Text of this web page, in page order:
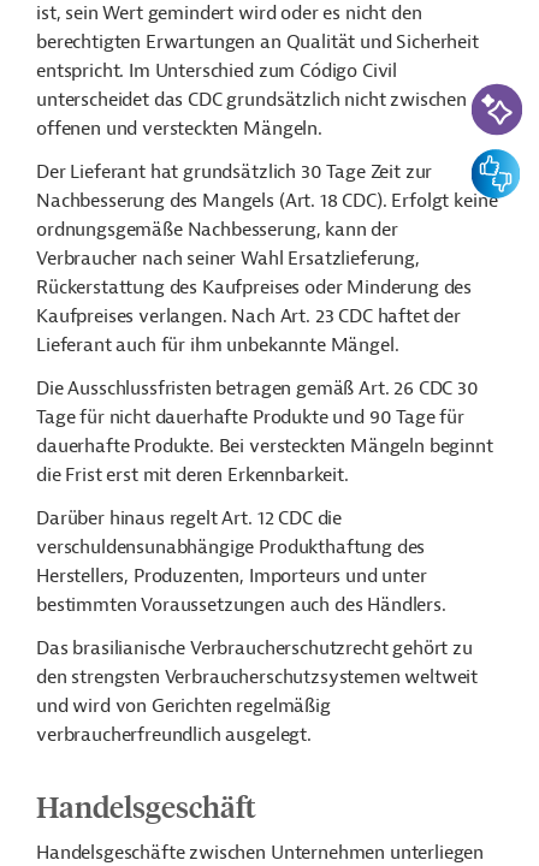
ist, sein Wert gemindert wird oder es nicht den
berechtigten Erwartungen an Qualität und Sicherheit
entspricht. Im Unterschied zum Código Civil
unterscheidet das CDC grundsätzlich nicht zwischen
offenen und versteckten Mängeln.
Der Lieferant hat grundsätzlich 30 Tage Zeit zur
Nachbesserung des Mangels (Art. 18 CDC). Erfolgt keine
ordnungsgemäße Nachbesserung, kann der
Verbraucher nach seiner Wahl Ersatzlieferung,
Rückerstattung des Kaufpreises oder Minderung des
Kaufpreises verlangen. Nach Art. 23 CDC haftet der
Lieferant auch für ihm unbekannte Mängel.
Die Ausschlussfristen betragen gemäß Art. 26 CDC 30
Tage für nicht dauerhafte Produkte und 90 Tage für
dauerhafte Produkte. Bei versteckten Mängeln beginnt
die Frist erst mit deren Erkennbarkeit.
Darüber hinaus regelt Art. 12 CDC die
verschuldensunabhängige Produkthaftung des
Herstellers, Produzenten, Importeurs und unter
bestimmten Voraussetzungen auch des Händlers.
Das brasilianische Verbraucherschutzrecht gehört zu
den strengsten Verbraucherschutzsystemen weltweit
und wird von Gerichten regelmäßig
verbraucherfreundlich ausgelegt.
Handelsgeschäft
Handelsgeschäfte zwischen Unternehmen unterliegen
KI-